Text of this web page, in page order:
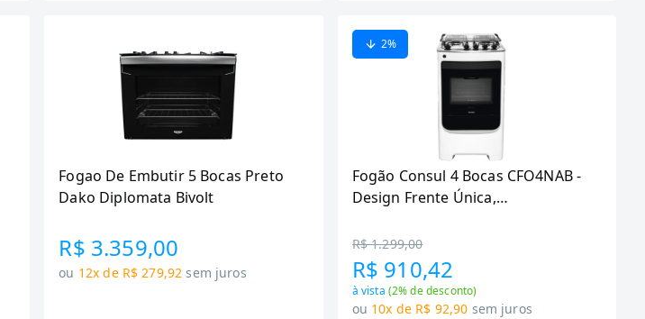
Fogao De Embutir 5 Bocas Preto
Dako Diplomata Bivolt
R$ 3.359,00
ou 12x de R$ 279,92 sem juros
2%
Fogão Consul 4 Bocas CFO4NAB -
Design Frente Única,
Bivolt
R$ 1.299,00
R$ 910,42
à vista (2% de desconto)
ou 10x de R$ 92,90 sem juros